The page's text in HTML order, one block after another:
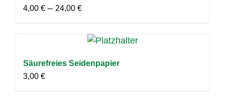
4,00 € – 24,00 €
Säurefreies Seidenpapier
3,00 €